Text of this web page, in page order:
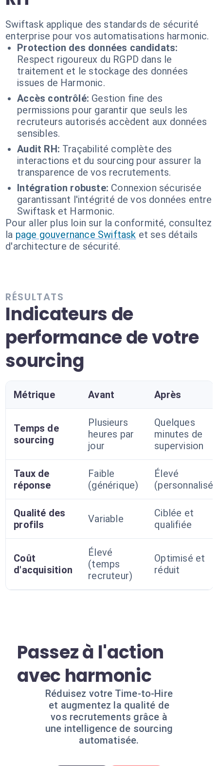
Swiftask applique des standards de sécurité
enterprise pour vos automatisations harmonic.
Protection des données candidats:
Respect rigoureux du RGPD dans le
traitement et le stockage des données
issues de Harmonic.
Accès contrôlé: Gestion fine des
permissions pour garantir que seuls les
recruteurs autorisés accèdent aux données
sensibles.
Audit RH: Traçabilité complète des
interactions et du sourcing pour assurer la
transparence de vos recrutements.
Intégration robuste: Connexion sécurisée
garantissant l'intégrité de vos données entre
Swiftask et Harmonic.
Pour aller plus loin sur la conformité, consultez
la page gouvernance Swiftask et ses détails
d'architecture de sécurité.
RÉSULTATS
Indicateurs de
performance de votre
sourcing
Métrique Avant Après
Temps de
sourcing
Plusieurs
heures par
jour
Quelques
minutes de
supervision
Taux de
réponse
Faible
(générique)
Élevé
(personnalisé)
Qualité des
profils
Variable
Ciblée et
qualifiée
Coût
d'acquisition
Élevé
(temps
recruteur)
Optimisé et
réduit
Passez à l'action
avec harmonic
Réduisez votre Time-to-Hire
et augmentez la qualité de
vos recrutements grâce à
une intelligence de sourcing
automatisée.